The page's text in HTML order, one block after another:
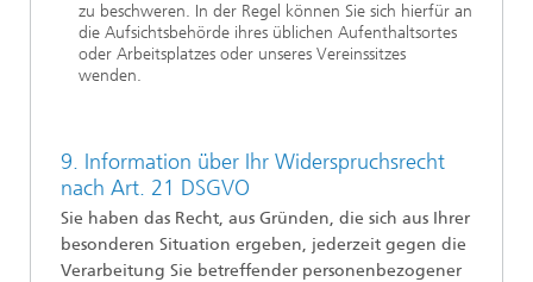
zu beschweren. In der Regel können Sie sich hierfür an
die Aufsichtsbehörde ihres üblichen Aufenthaltsortes
oder Arbeitsplatzes oder unseres Vereinssitzes
wenden.
9. Information über Ihr Widerspruchsrecht
nach Art. 21 DSGVO
Sie haben das Recht, aus Gründen, die sich aus Ihrer
besonderen Situation ergeben, jederzeit gegen die
Verarbeitung Sie betreffender personenbezogener